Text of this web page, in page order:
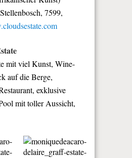
7599,
mit viel Kunst, Wine-
auf die Berge,
exklusive
mit toller Aussicht,